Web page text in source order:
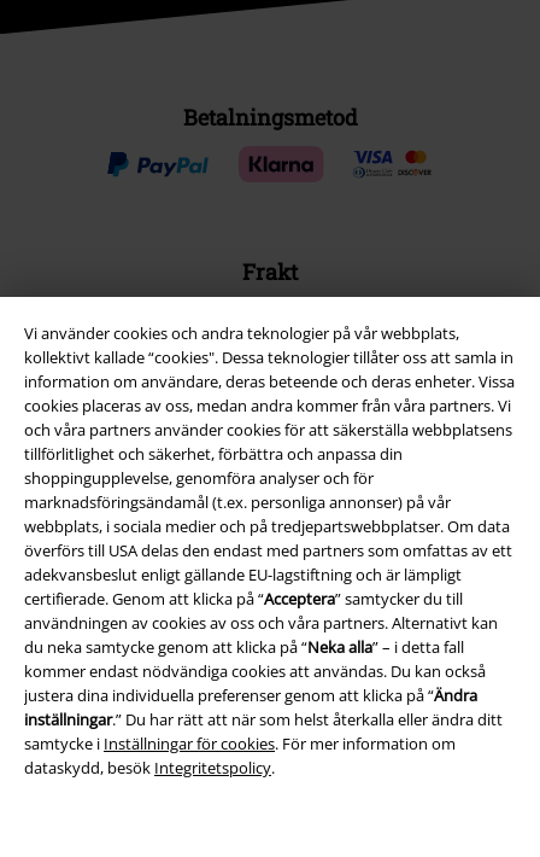
Vi använder cookies och andra teknologier på vår webbplats,
kollektivt kallade “cookies". Dessa teknologier tillåter oss att samla in
information om användare, deras beteende och deras enheter. Vissa
cookies placeras av oss, medan andra kommer från våra partners. Vi
och våra partners använder cookies för att säkerställa webbplatsens
tillförlitlighet och säkerhet, förbättra och anpassa din
shoppingupplevelse, genomföra analyser och för
marknadsföringsändamål (t.ex. personliga annonser) på vår
webbplats, i sociala medier och på tredjepartswebbplatser. Om data
överförs till USA delas den endast med partners som omfattas av ett
adekvansbeslut enligt gällande EU-lagstiftning och är lämpligt
certifierade. Genom att klicka på “Acceptera” samtycker du till
användningen av cookies av oss och våra partners. Alternativt kan
du neka samtycke genom att klicka på “Neka alla” – i detta fall
kommer endast nödvändiga cookies att användas. Du kan också
justera dina individuella preferenser genom att klicka på “Ändra
inställningar.” Du har rätt att när som helst återkalla eller ändra ditt
samtycke i Inställningar för cookies. För mer information om
dataskydd, besök Integritetspolicy.
Betalningsmetod
Frakt
EMP-appen
Ladda ner EMP-appen nu och ta del av många fördelar!
A Warner Music Group Company